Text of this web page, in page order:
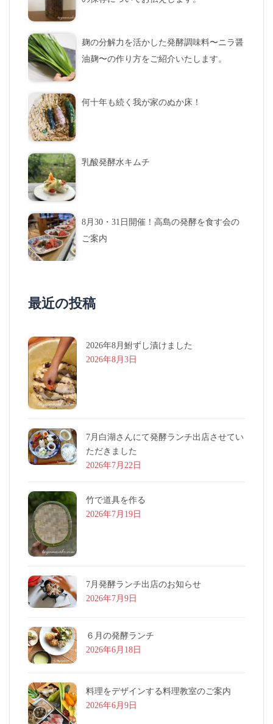
麹の分解力を活かした発酵調味料〜ニラ醤
油麹〜の作り方をご紹介いたします。
何十年も続く我が家のぬか床！
乳酸発酵水キムチ
8月30・31日開催！高島の発酵を食す会の
ご案内
最近の投稿
2026年8月鮒ずし漬けました
2026年8月3日
7月白湖さんにて発酵ランチ出店させてい
ただきました
2026年7月22日
竹で道具を作る
2026年7月19日
7月発酵ランチ出店のお知らせ
2026年7月9日
６月の発酵ランチ
2026年6月18日
料理をデザインする料理教室のご案内
2026年6月9日